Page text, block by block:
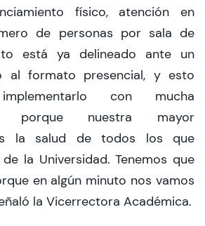
físico, atención en
de personas por sala de
está ya delineado ante un
al formato presencial, y esto
con mucha
porque nuestra mayor
la salud de todos los que
la Universidad. Tenemos que
en algún minuto nos vamos
la Vicerrectora Académica.